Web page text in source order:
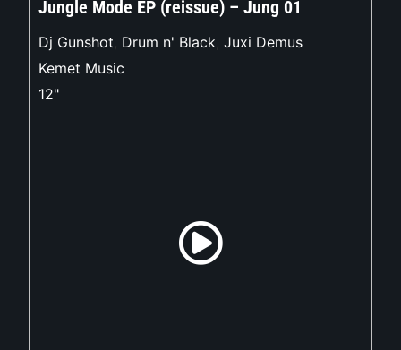
Jungle Mode EP (reissue) – Jung 01
Dj Gunshot, Drum n' Black, Juxi Demus
Kemet Music
12"